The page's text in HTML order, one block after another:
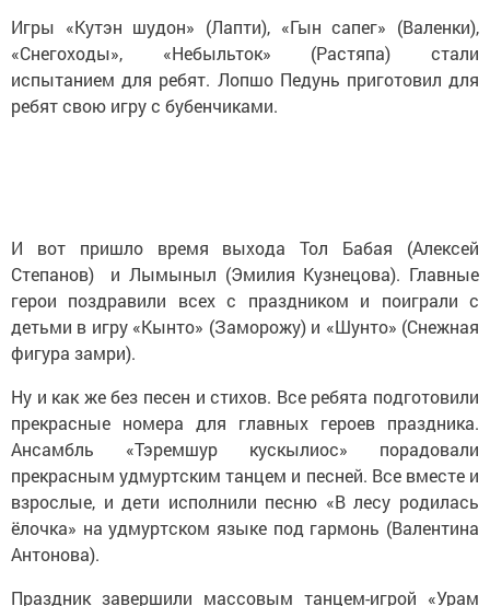
Игры «Кутэн шудон» (Лапти), «Гын сапег» (Валенки),
«Снегоходы», «Небыльток» (Растяпа) стали
испытанием для ребят. Лопшо Педунь приготовил для
ребят свою игру с бубенчиками.
И вот пришло время выхода Тол Бабая (Алексей
Степанов) и Лымыныл (Эмилия Кузнецова). Главные
герои поздравили всех с праздником и поиграли с
детьми в игру «Кынто» (Заморожу) и «Шунто» (Снежная
фигура замри).
Ну и как же без песен и стихов. Все ребята подготовили
прекрасные номера для главных героев праздника.
Ансамбль «Тэремшур кускылиос» порадовали
прекрасным удмуртским танцем и песней. Все вместе и
взрослые, и дети исполнили песню «В лесу родилась
ёлочка» на удмуртском языке под гармонь (Валентина
Антонова).
Праздник завершили массовым танцем-игрой «Урам